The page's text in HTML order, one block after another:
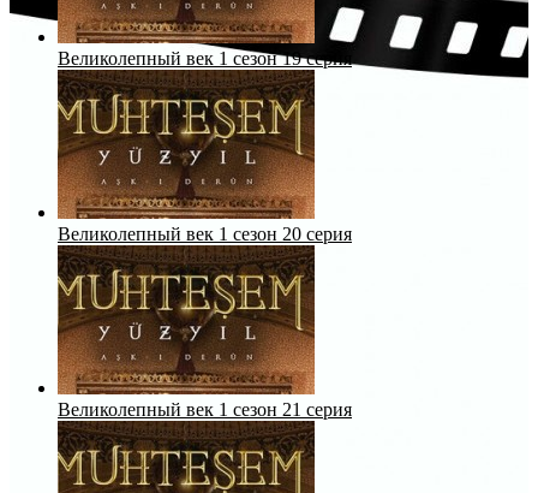
Великолепный век 1 сезон 19 серия
Великолепный век 1 сезон 20 серия
Великолепный век 1 сезон 21 серия